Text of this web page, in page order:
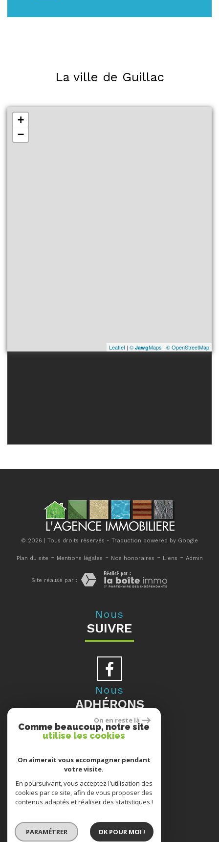
La ville de Guillac
+
−
Leaflet | © JawgMaps | © OpenStreetMap
© 2026 | Tous droits réservés - Traduction powered by Google
Plan du site - Mentions légales - Nos honoraires - Liens - Admin
Site réalisé par :
Nous
SUIVRE
Nous
ADHÉRONS
Se
CONNECTER
On en reste là
Comme beaucoup, notre site
utilise les cookies
On aimerait vous accompagner pendant
votre visite.
En poursuivant, vous acceptez l'utilisation des
cookies par ce site, afin de vous proposer des
contenus adaptés et réaliser des statistiques !
PARAMÉTRER OK POUR MOI !